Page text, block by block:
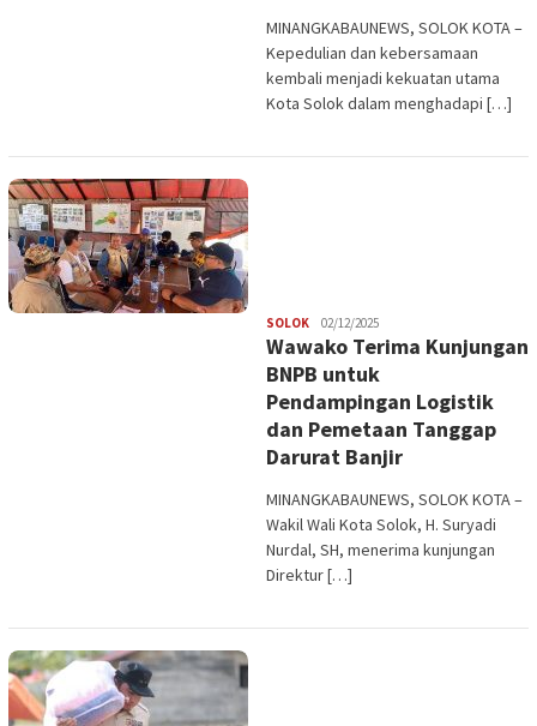
MINANGKABAUNEWS, SOLOK KOTA –
Kepedulian dan kebersamaan
kembali menjadi kekuatan utama
Kota Solok dalam menghadapi […]
SOLOKRedaksi
02/12/2025
Wawako Terima Kunjungan
BNPB untuk
Pendampingan Logistik
dan Pemetaan Tanggap
Darurat Banjir
MINANGKABAUNEWS, SOLOK KOTA –
Wakil Wali Kota Solok, H. Suryadi
Nurdal, SH, menerima kunjungan
Direktur […]